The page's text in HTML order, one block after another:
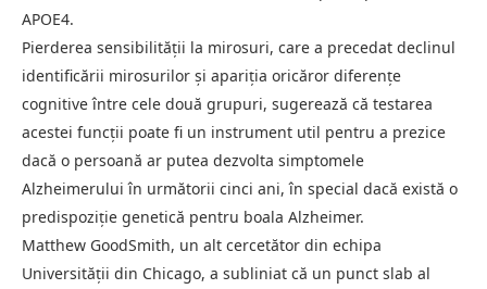
APOE4.
Pierderea sensibilității la mirosuri, care a precedat declinul
identificării mirosurilor și apariția oricăror diferențe
cognitive între cele două grupuri, sugerează că testarea
acestei funcții poate fi un instrument util pentru a prezice
dacă o persoană ar putea dezvolta simptomele
Alzheimerului în următorii cinci ani, în special dacă există o
predispoziție genetică pentru boala Alzheimer.
Matthew GoodSmith, un alt cercetător din echipa
Universității din Chicago, a subliniat că un punct slab al